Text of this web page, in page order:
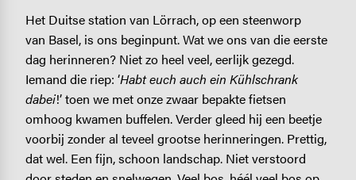
Het Duitse station van Lörrach, op een steenworp
van Basel, is ons beginpunt. Wat we ons van die eerste
dag herinneren? Niet zo heel veel, eerlijk gezegd.
Iemand die riep: ‘Habt euch auch ein Kühlschrank
dabei!’ toen we met onze zwaar bepakte fietsen
omhoog kwamen buffelen. Verder gleed hij een beetje
voorbij zonder al teveel grootse herinneringen. Prettig,
dat wel. Een fijn, schoon landschap. Niet verstoord